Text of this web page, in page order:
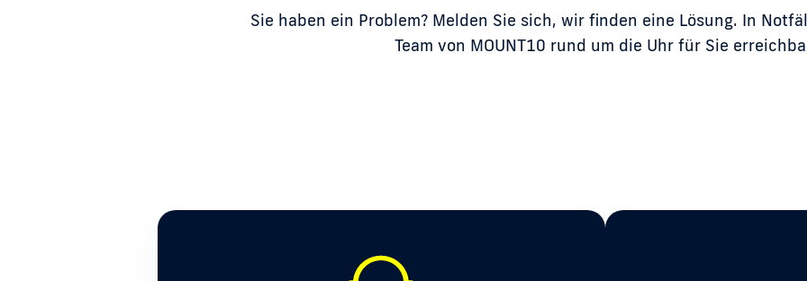
Sie haben ein Problem? Melden Sie sich, wir finden eine Lösung. In
Team von MOUNT10 rund um die Uhr für Sie